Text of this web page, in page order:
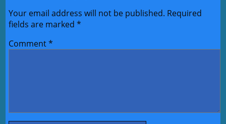
Your email address will not be published. Required
fields are marked*
Comment*